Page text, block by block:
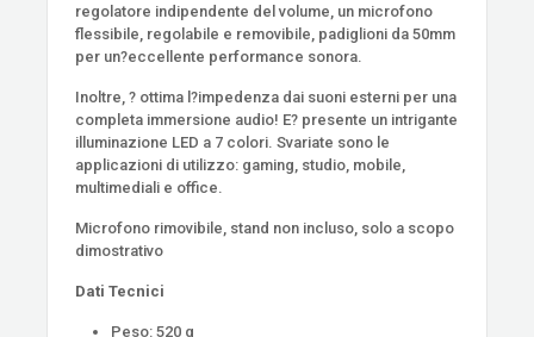
regolatore indipendente del volume, un microfono
flessibile, regolabile e removibile, padiglioni da 50mm
per un?eccellente performance sonora.
Inoltre, ? ottima l?impedenza dai suoni esterni per una
completa immersione audio! E? presente un intrigante
illuminazione LED a 7 colori. Svariate sono le
applicazioni di utilizzo: gaming, studio, mobile,
multimediali e office.
Microfono rimovibile, stand non incluso, solo a scopo
dimostrativo
Dati Tecnici
Peso: 520 g